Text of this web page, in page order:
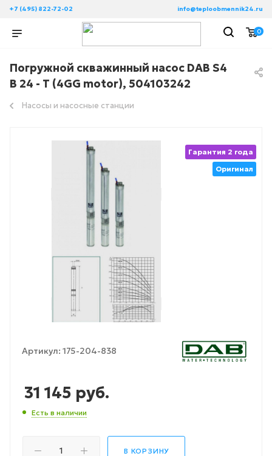
+7 (495) 822-72-02 info@teploobmennik24.ru
0
Погружной скважинный насос DAB S4
B 24 - T (4GG motor), 504103242
Насосы и насосные станции
Гарантия 2 года
Оригинал
Артикул: 175-204-838
31 145 руб.
Есть в наличии
В КОРЗИНУ